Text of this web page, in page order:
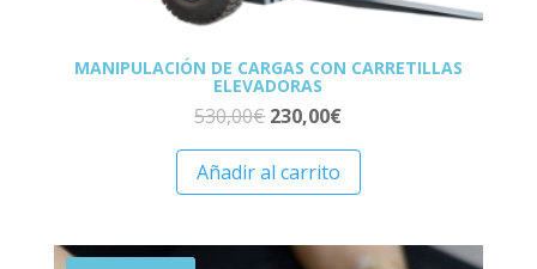
MANIPULACIÓN DE CARGAS CON CARRETILLAS
ELEVADORAS
530,00€ 230,00€
Añadir al carrito